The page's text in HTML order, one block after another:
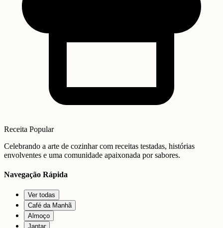
Receita Popular
Celebrando a arte de cozinhar com receitas testadas, histórias
envolventes e uma comunidade apaixonada por sabores.
Navegação Rápida
Ver todas
Café da Manhã
Almoço
Jantar